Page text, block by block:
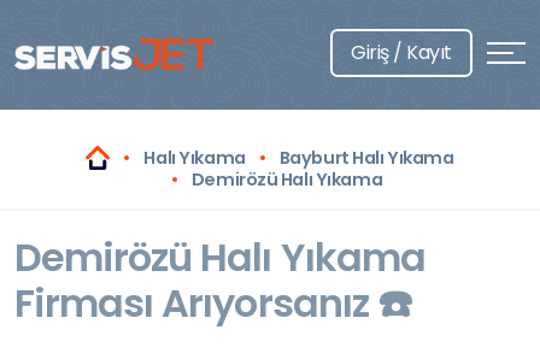
Giriş / Kayıt
Halı Yıkama
Bayburt Halı Yıkama
Demirözü Halı Yıkama
Demirözü Halı Yıkama
Firması Arıyorsanız ☎️